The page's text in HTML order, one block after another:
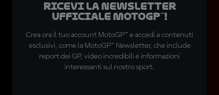
Ricevi la newsletter
ufficiale MotoGP™!
Crea ora il tuo account MotoGP™ e accedi a contenuti
esclusivi, come la MotoGP™ Newsletter, che include
report dei GP, video incredibili e informazioni
interessanti sul nostro sport.